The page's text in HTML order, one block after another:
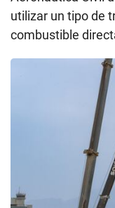
utilizar un tipo de
combustible